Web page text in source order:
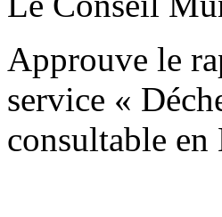
Approuve le
service «
consultable